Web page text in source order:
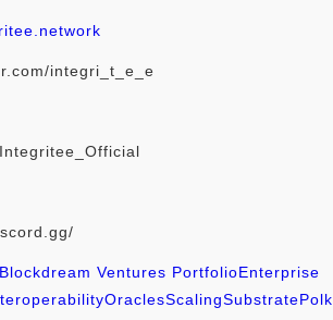
integri_t_e_e
Ventures PortfolioEnterprise
OraclesScalingSubstrate